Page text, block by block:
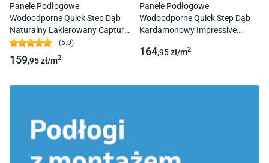
Panele Podłogowe
Wodoodporne Quick Step Dąb
Naturalny Lakierowany Capture
Sig4749 Ac4 9 Mm 4V-Fuga
(5.0)
159,95zł/m2
Panele Podłogowe
Wodoodporne Quick Step Dąb
Kardamonowy Impressive
4V-Fuga
164,95zł/m2